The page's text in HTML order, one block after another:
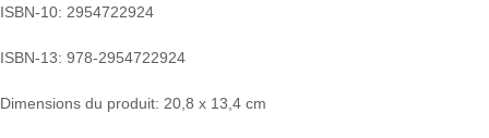
ISBN-10: 2954722924
ISBN-13: 978-2954722924
Dimensions du produit: 20,8 x 13,4 cm